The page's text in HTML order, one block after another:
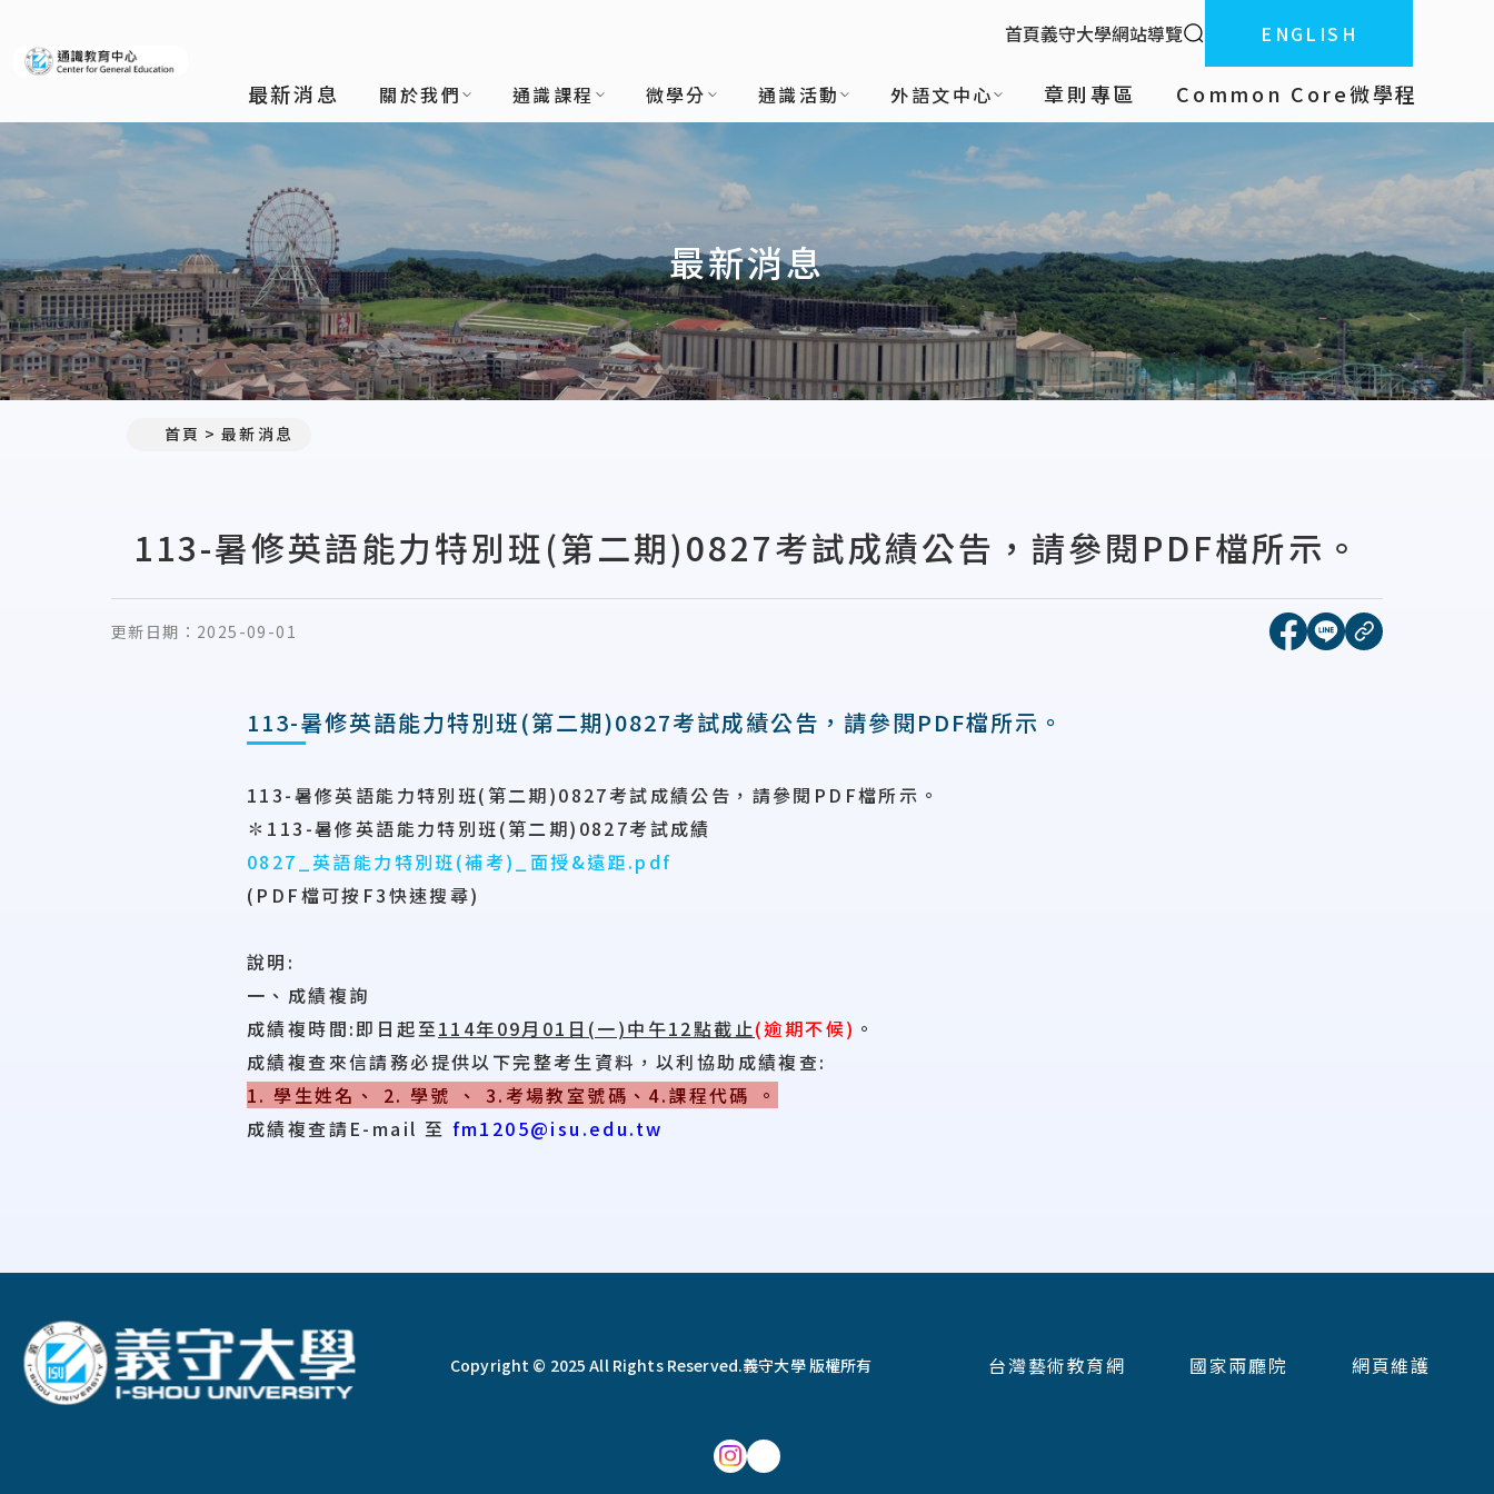
:::
首頁義守大學網站導覽 全站搜索ENGLISH
最新消息 關於我們 通識課程 微學分 通識活動 外語文中心 章則專區 Common Core微學程
最新消息
首頁 最新消息
113-暑修英語能力特別班(第二期)0827考試成績公告，請參閱PDF檔所示。
更新日期： 2025-09-01 [另開新視窗]分享到
[另開新視窗]分享
複製連結
113-暑修英語能力特別班(第二期)0827考試成績公告，請參閱PDF檔所示。
113-暑修英語能力特別班(第二期)0827考試成績公告，請參閱PDF檔所示。
✽113-暑修英語能力特別班(第二期)0827考試成績
0827_英語能力特別班(補考)_面授&遠距.pdf
(PDF檔可按F3快速搜尋)
說明:
一、成績複詢
成績複時間:即日起至114年09月01日(一)中午12點截止(逾期不候) 。
成績複查來信請務必提供以下完整考生資料，以利協助成績複查:
1. 學生姓名、 2. 學號 、 3.考場教室號碼、4.課程代碼 。
成績複查請E-mail 至 fm1205@isu.edu.tw
Copyright © 2025 All Rights Reserved.義守大學 版權所有 台灣藝術教育網 國家兩廳院 網頁維護